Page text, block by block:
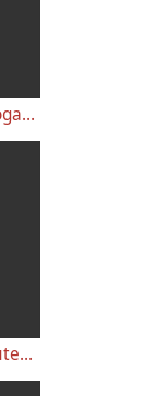
Yogastunde Mittelstufe - Yoga Vidya Grundreihe
Wach am Morgen - 10 Minuten Yogastunde für Energie